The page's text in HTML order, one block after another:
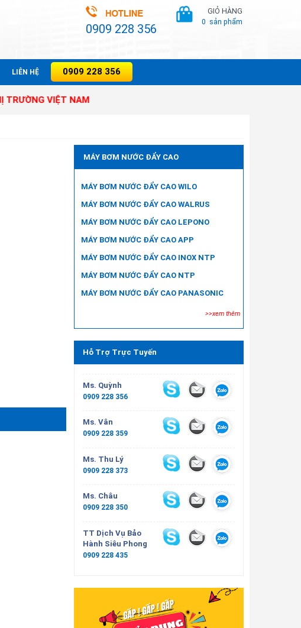
0909 228 356
GIỎ HÀNG
0 sản phẩm
LIÊN HỆ 0909 228 356
VIỆT NAM
MÁY BƠM NƯỚC ĐẨY CAO
MÁY BƠM NƯỚC ĐẨY CAO WILO
MÁY BƠM NƯỚC ĐẨY CAO WALRUS
MÁY BƠM NƯỚC ĐẨY CAO LEPONO
MÁY BƠM NƯỚC ĐẨY CAO APP
MÁY BƠM NƯỚC ĐẨY CAO INOX NTP
MÁY BƠM NƯỚC ĐẨY CAO NTP
MÁY BƠM NƯỚC ĐẨY CAO PANASONIC
>>xem thêm
Hỗ Trợ Trực Tuyến
Ms. Quỳnh
0909 228 356
Ms. Vân
0909 228 359
Ms. Thu Lý
0909 228 373
Ms. Châu
0909 228 350
TT Dịch Vụ Bảo
Hành Siêu Phong
0909 228 435